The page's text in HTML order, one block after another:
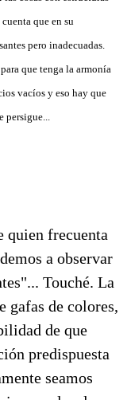
que en su
pero inadecuadas.
que tenga la armonía
vacíos y eso hay que
quien frecuenta
a observar
Touché. La
gafas de colores,
de que
predispuesta
seamos